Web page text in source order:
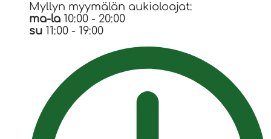
Myllyn myymälän aukioloajat:
ma-la 10:00 - 20:00
su 11:00 - 19:00